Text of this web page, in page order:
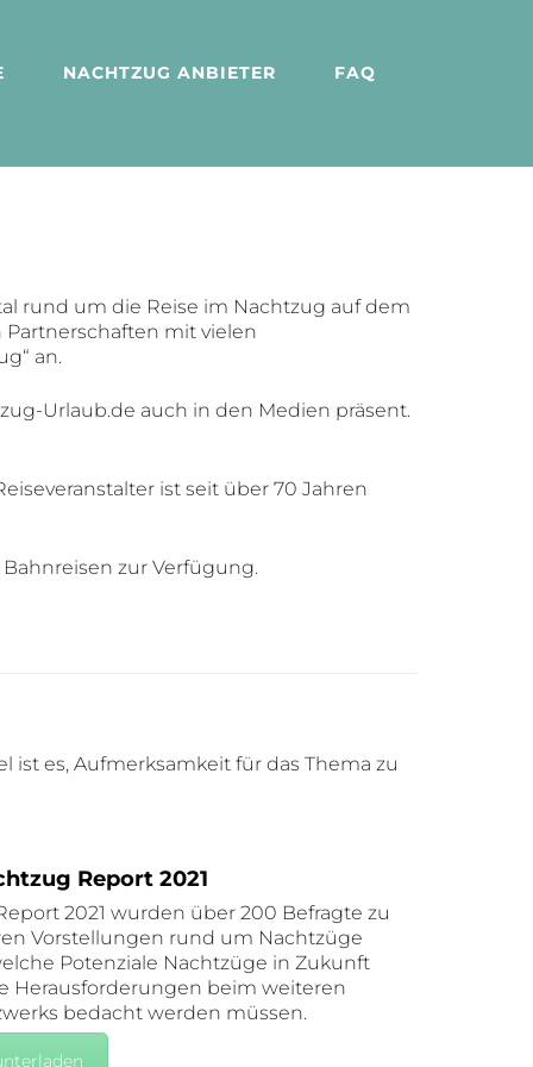
NACHTZUG ANBIETER FAQ
rund um die Reise im Nachtzug auf dem
mit vielen
an.
Urlaub.de auch in den Medien präsent.
ist seit über 70 Jahren
zur Verfügung.
es, Aufmerksamkeit für das Thema zu
Report 2021
2021 wurden über 200 Befragte zu
Vorstellungen rund um Nachtzüge
Potenziale Nachtzüge in Zukunft
Herausforderungen beim weiteren
bedacht werden müssen.